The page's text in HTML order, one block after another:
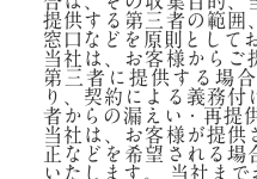
提供する第三者の範囲
窓口などを原則として
当社は、お客様からご
第三者に提供する場
り、契約による義務付
者からの漏えい・再提
当社は、お客様が提供
正などを希望される場
いたします。 当社まで